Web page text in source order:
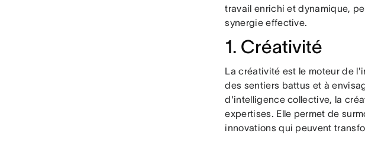
travail enrichi et dynamique,
synergie effective.
1. Créativité
La créativité est le moteur de
des sentiers battus et à
d'intelligence collective, la
expertises. Elle permet de
innovations qui peuvent